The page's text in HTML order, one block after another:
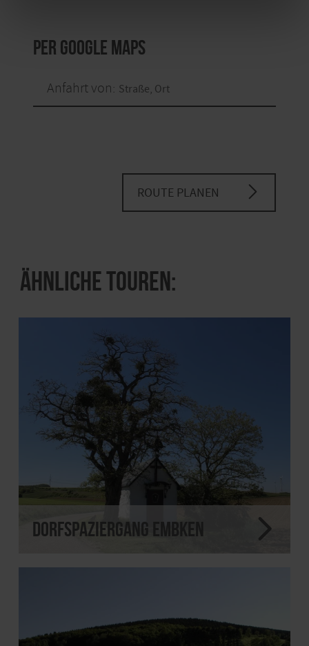
per Google Maps
Anfahrt von:
ROUTE PLANEN
Ähnliche Touren:
Dorfspaziergang Embken